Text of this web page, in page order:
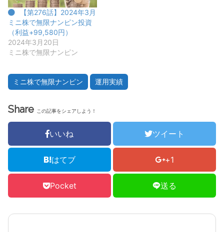
【第276話】2024年3月
ミニ株で無限ナンピン投資
（利益+99,580円）
2024年3月20日
ミニ株で無限ナンピン
ミニ株で無限ナンピン 運用実績
Share この記事をシェアしよう！
いいね ツイート
はてブ +1
Pocket 送る